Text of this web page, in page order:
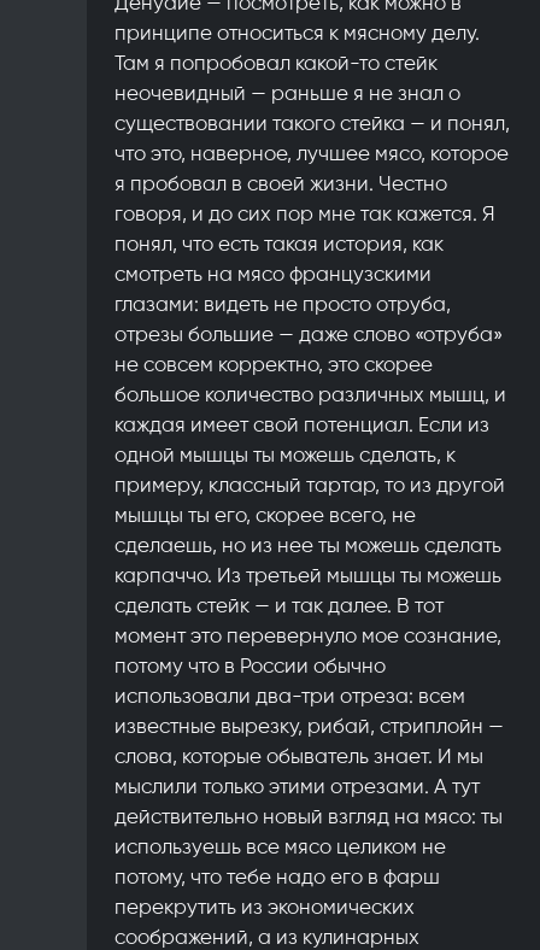
принципе относиться к мясному делу.
Там я попробовал какой-то стейк
неочевидный — раньше я не знал о
существовании такого стейка — и понял,
что это, наверное, лучшее мясо, которое
я пробовал в своей жизни. Честно
говоря, и до сих пор мне так кажется. Я
понял, что есть такая история, как
смотреть на мясо французскими
глазами: видеть не просто отруба,
отрезы большие — даже слово «отруба»
не совсем корректно, это скорее
большое количество различных мышц, и
каждая имеет свой потенциал. Если из
одной мышцы ты можешь сделать, к
примеру, классный тартар, то из другой
мышцы ты его, скорее всего, не
сделаешь, но из нее ты можешь сделать
карпаччо. Из третьей мышцы ты можешь
сделать стейк — и так далее. В тот
момент это перевернуло мое сознание,
потому что в России обычно
использовали два-три отреза: всем
известные вырезку, рибай, стриплойн —
слова, которые обыватель знает. И мы
мыслили только этими отрезами. А тут
действительно новый взгляд на мясо: ты
используешь все мясо целиком не
потому, что тебе надо его в фарш
перекрутить из экономических
соображений, а из кулинарных